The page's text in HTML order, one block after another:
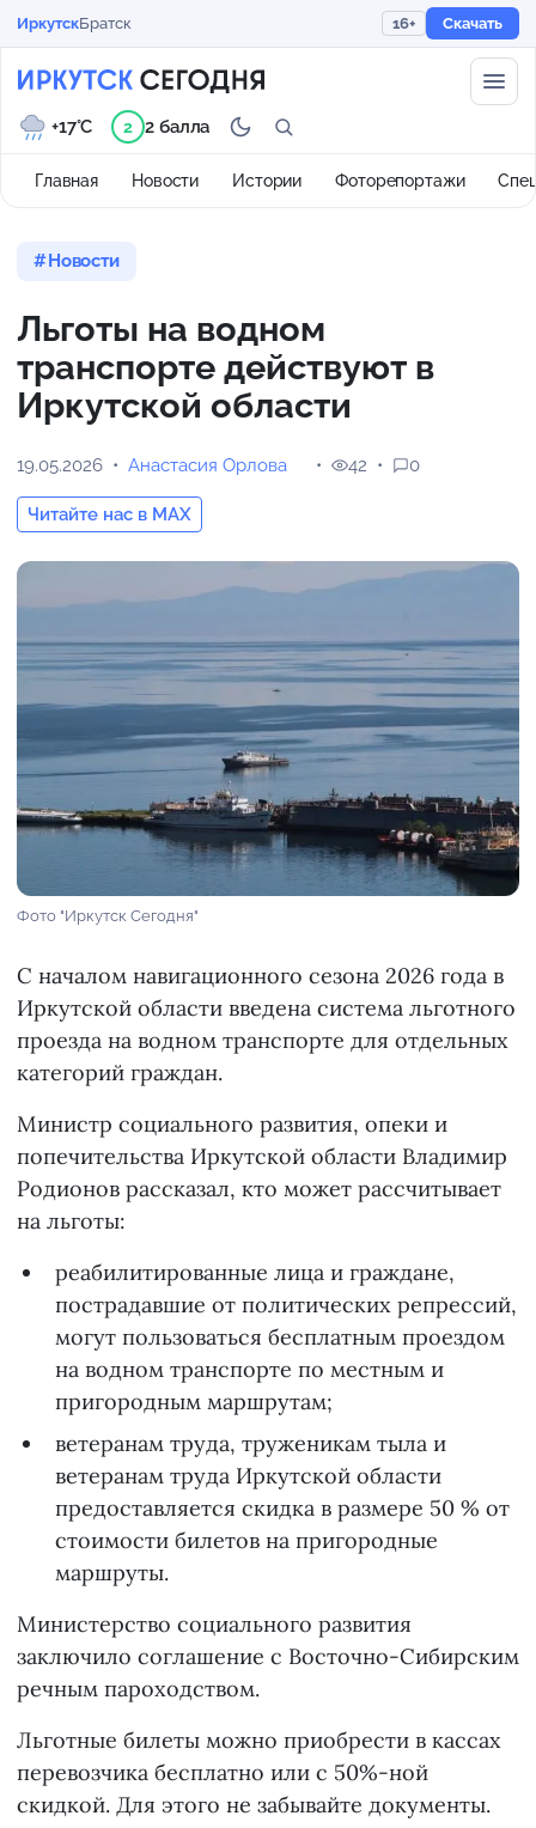
ИркутскБратск 16+ Скачать
Главная Новости Истории Фоторепортажи
+17°C 2 2 балла
Новости
Льготы на водном
транспорте действуют в
Иркутской области
19.05.2026 Анастасия Орлова
Читайте нас в MAX
42 0
Фото "Иркутск Сегодня"
С началом навигационного сезона 2026 года в
Иркутской области введена система льготного
проезда на водном транспорте для отдельных
категорий граждан.
Министр социального развития, опеки и
попечительства Иркутской области Владимир
Родионов рассказал, кто может рассчитывает
на льготы:
реабилитированные лица и граждане,
пострадавшие от политических репрессий,
могут пользоваться бесплатным проездом
на водном транспорте по местным и
пригородным маршрутам;
ветеранам труда, труженикам тыла и
ветеранам труда Иркутской области
предоставляется скидка в размере 50 % от
стоимости билетов на пригородные
маршруты.
Министерство социального развития
заключило соглашение с Восточно-Сибирским
речным пароходством.
Льготные билеты можно приобрести в кассах
перевозчика бесплатно или с 50%-ной
скидкой. Для этого не забывайте документы.